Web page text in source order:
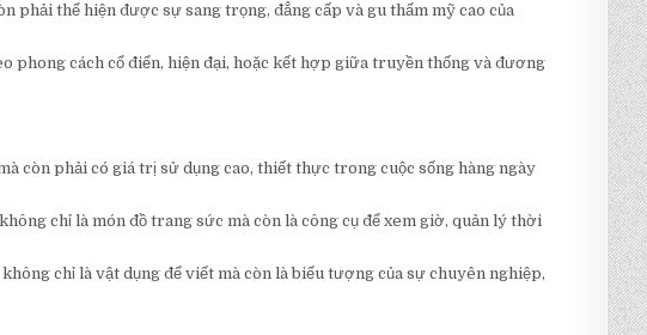
phải thể hiện được sự sang trọng, đẳng cấp và gu thẩm mỹ cao của
phong cách cổ điển, hiện đại, hoặc kết hợp giữa truyền thống và đương
còn phải có giá trị sử dụng cao, thiết thực trong cuộc sống hàng ngày
chỉ là món đồ trang sức mà còn là công cụ để xem giờ, quản lý thời
chỉ là vật dụng để viết mà còn là biểu tượng của sự chuyên nghiệp,